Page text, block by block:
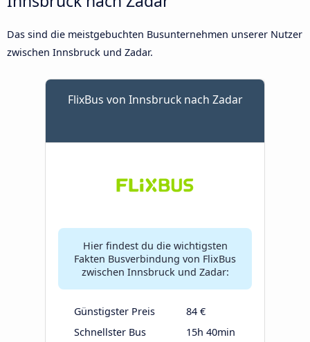
Das sind die meistgebuchten Busunternehmen unserer Nutzer
zwischen Innsbruck und Zadar.
FlixBus von Innsbruck nach Zadar
Hier findest du die wichtigsten
Fakten Busverbindung von FlixBus
zwischen Innsbruck und Zadar:
Günstigster Preis
84 €
Schnellster Bus
15h 40min